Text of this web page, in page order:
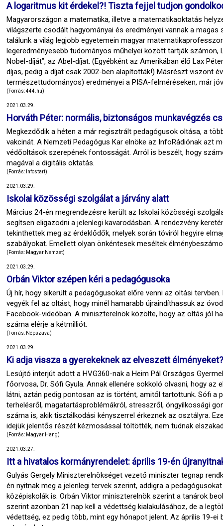
A logaritmus kit érdekel?! Tiszta fejjel tudjon
Magyarországon a matematika, illetve a matematikaoktatás
világszerte csodált hagyományai és eredményei vannak a
találunk a világ legjobb egyetemein magyar
legeredményesebb tudományos műhelyei között tartják
Nobel-díját”, az Abel-díjat. (Egyébként az Amerikában élő Lax
díjas, pedig a díjat csak 2002-ben alapították!) Másrészt viszont
természettudományos) eredményei a PISA-felméréseken, már
(Forrás: 444.hu)
2021.03.29.
Horváth Péter: normális, biztonságos munkavégzés
Megkezdődik a héten a már regisztrált pedagógusok oltása, a
vakcinát. A Nemzeti Pedagógus Kar elnöke az InfoRádiónak azt
védőoltások szerepének fontosságát. Arról is beszélt, hogy
magával a digitális oktatás.
(Forrás: Infostart)
2021.03.29.
Iskolai közösségi szolgálat a járvány alatt
Március 24-én megrendezésre került az Iskolai közösségi
segítsen eligazodni a jelenlegi kavarodásban. A rendezvény
tekinthettek meg az érdeklődők, melyek során töviröl hegyire
szabályokat. Emellett olyan önkéntesek meséltek
(Forrás: Magyar Nemzet)
2021.03.29.
Orbán Viktor szépen kéri a pedagógusoka
Új hír, hogy sikerült a pedagógusokat előre venni az oltási
vegyék fel az oltást, hogy minél hamarabb újraindíthassuk az
Facebook-videóban. A miniszterelnök közölte, hogy az oltás jól
száma elérje a kétmilliót.
(Forrás: Népszava)
2021.03.29.
Ki adja vissza a gyerekeknek az elveszett élményeket?
Lesújtó interjút adott a HVG360-nak a Heim Pál Országos
főorvosa, Dr. Sófi Gyula. Annak ellenére sokkoló olvasni, hogy
látni, aztán pedig pontosan az is történt, amitől tartottunk. Sófi a
terhelésről, magatartásproblémákról, stresszről, öngyilkossági
száma is, akik tisztálkodási kényszerrel érkeznek az osztályra.
idejük jelentős részét kézmosással töltötték, nem tudnak
(Forrás: Magyar Hang)
2021.03.27.
Itt a hivatalos kormányrendelet: április 19-én
Gulyás Gergely Miniszterelnökséget vezető miniszter tegnap
én nyitnak meg a jelenlegi tervek szerint, addigra a
középiskolák is. Orbán Viktor miniszterelnök szerint a tanárok
szerint azonban 21 nap kell a védettség kialakulásához, de a
védettség, ez pedig több, mint egy hónapot jelent. Az április 19-